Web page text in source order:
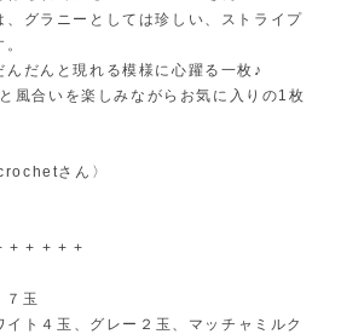
、グラニーとしては珍しい、ストライプ
だんと現れる模様に心躍る一枚♪
風合いを楽しみながらお気に入りの1枚
さん〉
+ + + + +
玉
ト４玉、グレー２玉、マッチャミルク